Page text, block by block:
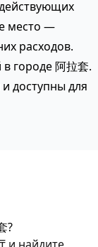
место —
расходов.
городе 阿拉套.
доступны для
?